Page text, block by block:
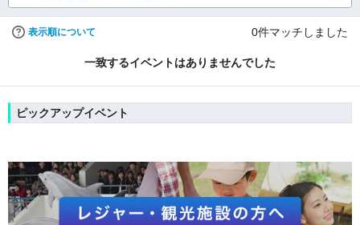
表示順について 0件マッチしました
一致するイベントはありませんでした
ピックアップイベント